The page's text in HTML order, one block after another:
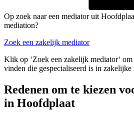
Op zoek naar een mediator uit
mediation?
Zoek een zakelijk mediator
Klik op ‘Zoek een zakelijk mediator‘ om
vinden die gespecialiseerd is in
Redenen om te kiezen
in Hoofdplaat